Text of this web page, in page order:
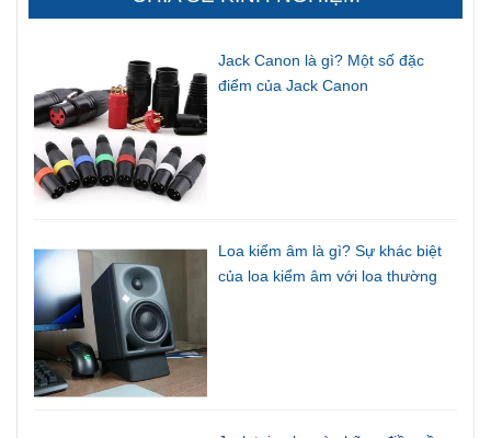
Jack Canon là gì? Một số đặc
điểm của Jack Canon
Loa kiểm âm là gì? Sự khác biệt
của loa kiểm âm với loa thường